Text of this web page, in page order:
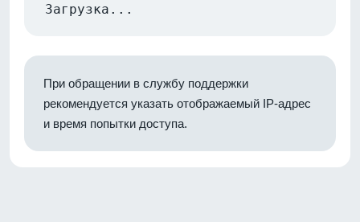
Загрузка...
При обращении в службу поддержки
рекомендуется указать отображаемый IP-адрес
и время попытки доступа.